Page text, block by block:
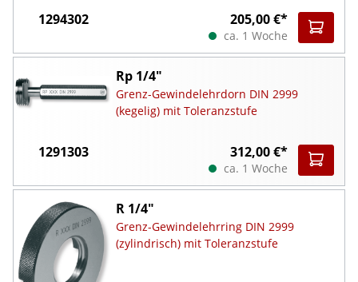
1294302 205,00 €*
ca. 1 Woche
Rp 1/4"
Grenz-Gewindelehrdorn DIN 2999
(kegelig) mit Toleranzstufe
1291303 312,00 €*
ca. 1 Woche
R 1/4"
Grenz-Gewindelehrring DIN 2999
(zylindrisch) mit Toleranzstufe